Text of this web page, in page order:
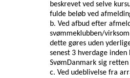
beskrevet ved selve
fulde beløb ved
b. Ved afbud efter
svømmeklubben/
dette gøres uden
senest 3 hverdage
SvømDanmark sig
c. Ved udeblivelse fra